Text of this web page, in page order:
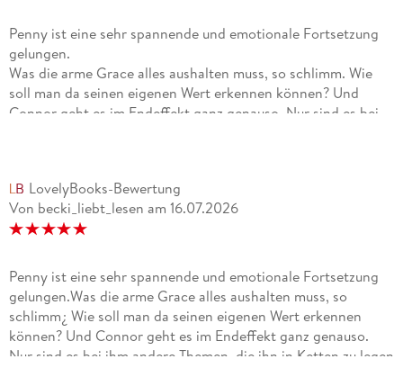
Penny ist eine sehr spannende und emotionale Fortsetzung
gelungen.
Was die arme Grace alles aushalten muss, so schlimm. Wie
soll man da seinen eigenen Wert erkennen können? Und
Connor geht es im Endeffekt ganz genauso. Nur sind es bei
Überhaupt fand ich die zarte Annäherung der beiden, Grace
Zweifel und Vorsicht, Connors Beharrlichkeit und Stärke, sehr
schön von Penny dargestellt.
Allerdings wird auch schnell klar, dass die zwei großen
Problemen gegenüberstehen. Und das macht es zusätzlich zu
einem spannenden Leseerlebnis. Definitiv wird es gefährlich,
dramatisch und die ein oder andere schockierende Wendung
kommt ebenfalls vor.
LovelyBooks-Bewertung
Von becki_liebt_lesen am 16.07.2026
Penny ist eine sehr spannende und emotionale Fortsetzung
gelungen.Was die arme Grace alles aushalten muss, so
schlimm¿ Wie soll man da seinen eigenen Wert erkennen
können? Und Connor geht es im Endeffekt ganz genauso.
Nur sind es bei ihm andere Themen, die ihn in Ketten zu legen